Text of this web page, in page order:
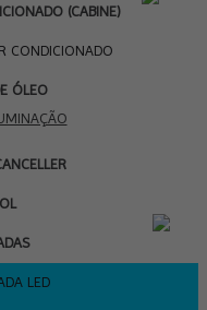
(CABINE)
CONDICIONADO
ÓLEO
LED